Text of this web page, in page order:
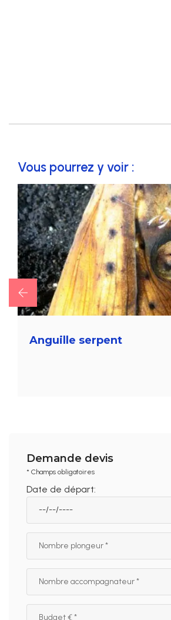
Vous pourrez y voir :
Anguille serpent
Demande devis
* Champs obligatoires
Date de départ: